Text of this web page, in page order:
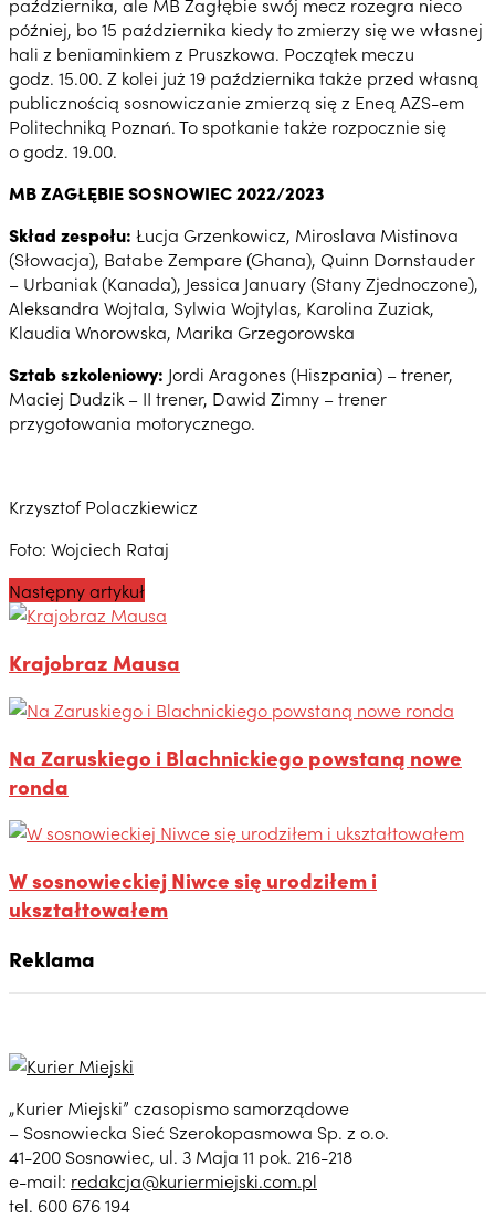
października, ale MB Zagłębie swój mecz rozegra nieco
później, bo 15 października kiedy to zmierzy się we własnej
hali z beniaminkiem z Pruszkowa. Początek meczu
godz. 15.00. Z kolei już 19 października także przed własną
publicznością sosnowiczanie zmierzą się z Eneą AZS-em
Politechniką Poznań. To spotkanie także rozpocznie się
o godz. 19.00.
MB ZAGŁĘBIE SOSNOWIEC 2022/2023
Skład zespołu: Łucja Grzenkowicz, Miroslava Mistinova
(Słowacja), Batabe Zempare (Ghana), Quinn Dornstauder
– Urbaniak (Kanada), Jessica January (Stany Zjednoczone),
Aleksandra Wojtala, Sylwia Wojtylas, Karolina Zuziak,
Klaudia Wnorowska, Marika Grzegorowska
Sztab szkoleniowy: Jordi Aragones (Hiszpania) – trener,
Maciej Dudzik – II trener, Dawid Zimny – trener
przygotowania motorycznego.
Krzysztof Polaczkiewicz
Foto: Wojciech Rataj
Następny artykuł
Krajobraz Mausa
Na Zaruskiego i Blachnickiego powstaną nowe
ronda
W sosnowieckiej Niwce się urodziłem i
ukształtowałem
Reklama
„Kurier Miejski” czasopismo samorządowe
– Sosnowiecka Sieć Szerokopasmowa Sp. z o.o.
41-200 Sosnowiec, ul. 3 Maja 11 pok. 216-218
e-mail: redakcja@kuriermiejski.com.pl
tel. 600 676 194